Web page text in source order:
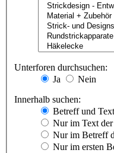
Unterforen durchsuchen:
Ja
Nein
Innerhalb suchen:
Betreff und
Nur im Text
Nur im Betreff
Nur im ersten